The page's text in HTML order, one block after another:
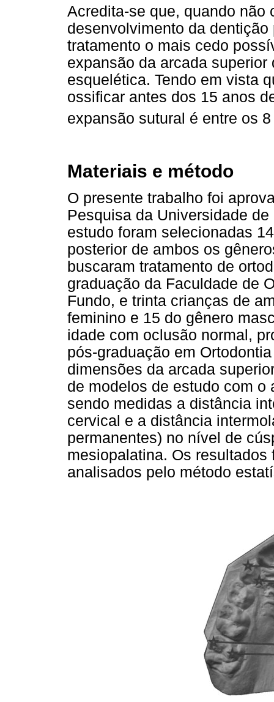
Acredita-se que, quando não
desenvolvimento da
tratamento o mais cedo
expansão da arcada
esquelética. Tendo em vista
ossificar antes dos 15 anos
expansão sutural é entre os
Materiais e método
O presente trabalho foi
Pesquisa da Universidade
estudo foram selecionadas
posterior de ambos os
buscaram tratamento de
graduação da Faculdade de
Fundo, e trinta crianças de
feminino e 15 do gênero
idade com oclusão normal,
pós-graduação em
dimensões da arcada
de modelos de estudo com
sendo medidas a distância
cervical e a distância
permanentes) no nível de
mesiopalatina. Os
analisados pelo método